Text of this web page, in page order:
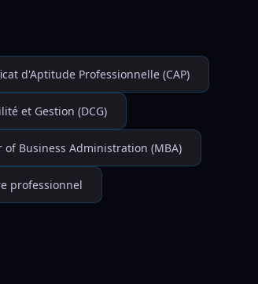
d'Aptitude Professionnelle (CAP)
et Gestion (DCG)
of Business Administration (MBA)
professionnel